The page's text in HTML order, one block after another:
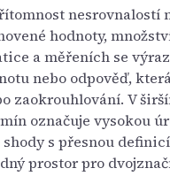
nesrovnalostí
hodnoty,
a měřeních se
nebo odpověď,
zaokrouhlování. V
označuje vysokou
s přesnou
prostor pro